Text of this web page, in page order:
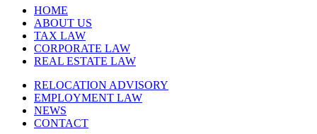
HOME
ABOUT US
TAX LAW
CORPORATE LAW
REAL ESTATE LAW
RELOCATION ADVISORY
EMPLOYMENT LAW
NEWS
CONTACT